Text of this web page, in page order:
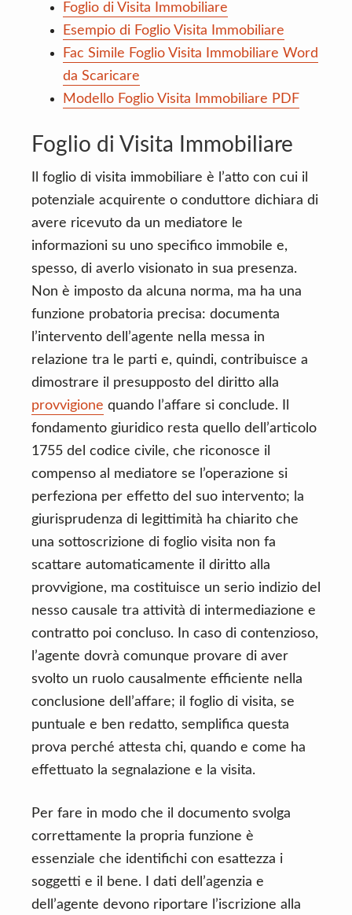
Foglio di Visita Immobiliare
Esempio di Foglio Visita Immobiliare
Fac Simile Foglio Visita Immobiliare Word
da Scaricare
Modello Foglio Visita Immobiliare PDF
Foglio di Visita Immobiliare
Il foglio di visita immobiliare è l’atto con cui il
potenziale acquirente o conduttore dichiara di
avere ricevuto da un mediatore le
informazioni su uno specifico immobile e,
spesso, di averlo visionato in sua presenza.
Non è imposto da alcuna norma, ma ha una
funzione probatoria precisa: documenta
l’intervento dell’agente nella messa in
relazione tra le parti e, quindi, contribuisce a
dimostrare il presupposto del diritto alla
provvigione quando l’affare si conclude. Il
fondamento giuridico resta quello dell’articolo
1755 del codice civile, che riconosce il
compenso al mediatore se l’operazione si
perfeziona per effetto del suo intervento; la
giurisprudenza di legittimità ha chiarito che
una sottoscrizione di foglio visita non fa
scattare automaticamente il diritto alla
provvigione, ma costituisce un serio indizio del
nesso causale tra attività di intermediazione e
contratto poi concluso. In caso di contenzioso,
l’agente dovrà comunque provare di aver
svolto un ruolo causalmente efficiente nella
conclusione dell’affare; il foglio di visita, se
puntuale e ben redatto, semplifica questa
prova perché attesta chi, quando e come ha
effettuato la segnalazione e la visita.
Per fare in modo che il documento svolga
correttamente la propria funzione è
essenziale che identifichi con esattezza i
soggetti e il bene. I dati dell’agenzia e
dell’agente devono riportare l’iscrizione alla